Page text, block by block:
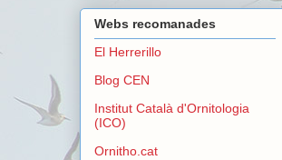
Webs recomanades
El Herrerillo
Blog CEN
Institut Català d'Ornitologia
(ICO)
Ornitho.cat